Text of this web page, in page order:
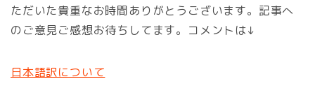
ただいた貴重なお時間ありがとうございます。記事へ
のご意見ご感想お待ちしてます。コメントは↓
日本語訳について